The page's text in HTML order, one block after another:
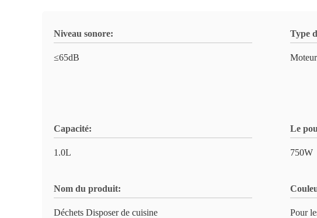
Niveau sonore:
≤65dB
Type
Capacité:
1.0L
Le
750W
Nom du produit:
Déchets Disposer de cuisine Pour